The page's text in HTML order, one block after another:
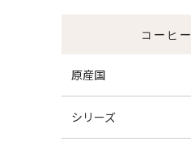
コーヒー
原産国
シリーズ